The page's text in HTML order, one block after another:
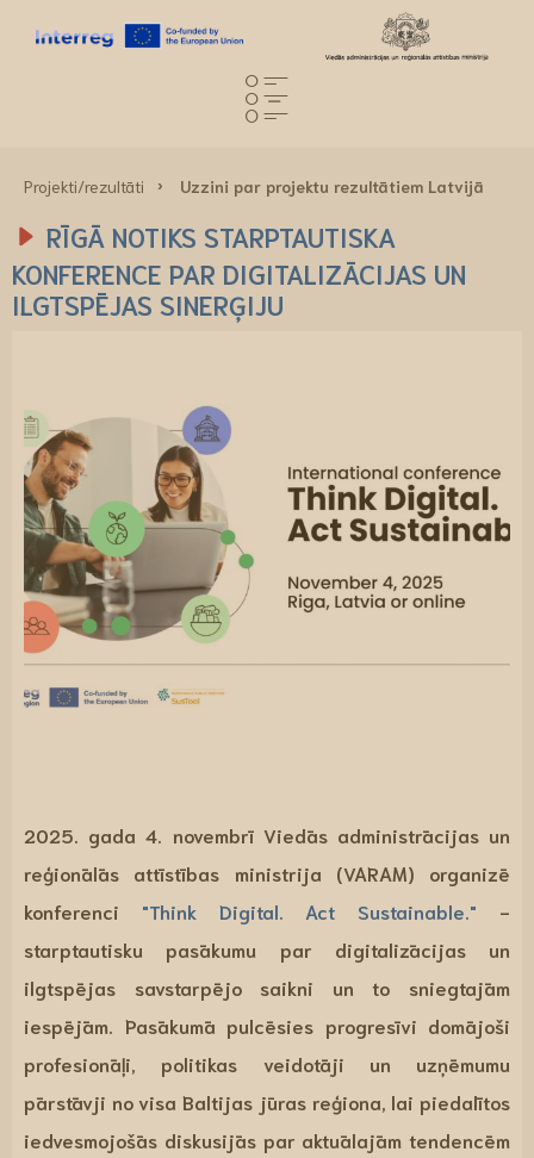
Projekti/rezultāti Uzzini par projektu rezultātiem Latvijā
RĪGĀ NOTIKS STARPTAUTISKA
KONFERENCE PAR DIGITALIZĀCIJAS UN
ILGTSPĒJAS SINERĢIJU
2025. gada 4. novembrī Viedās administrācijas un
reģionālās attīstības ministrija (VARAM) organizē
konferenci "Think Digital. Act Sustainable." -
starptautisku pasākumu par digitalizācijas un
ilgtspējas savstarpējo saikni un to sniegtajām
iespējām. Pasākumā pulcēsies progresīvi domājoši
profesionāļi, politikas veidotāji un uzņēmumu
pārstāvji no visa Baltijas jūras reģiona, lai piedalītos
iedvesmojošās diskusijās par aktuālajām tendencēm